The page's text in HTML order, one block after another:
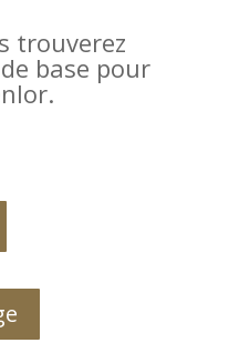
trouverez
base pour